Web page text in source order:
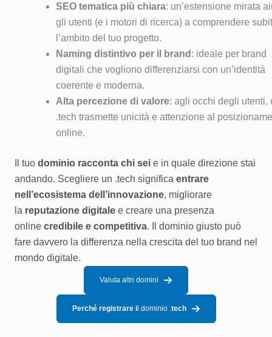
SEO tematica più chiara: un’estensione mirata
gli utenti (e i motori di ricerca) a comprendere
l’ambito del tuo progetto.
Naming distintivo per il brand : ideale per brand
digitali che vogliono differenziarsi con un’identità
coerente e moderna.
Alta percezione di valore: agli occhi degli utenti,
.tech trasmette unicità e attenzione al
online.
Il tuo dominio racconta chi sei e in quale direzione stai
andando. Scegliere un .tech significa entrare
nell’ecosistema dell’innovazione, migliorare
la reputazione digitale e creare una presenza
online credibile e competitiva. Il dominio giusto può
fare davvero la differenza nella crescita del tuo brand nel
mondo digitale.
Valuta altri domini
Perché registrare il dominio .tech